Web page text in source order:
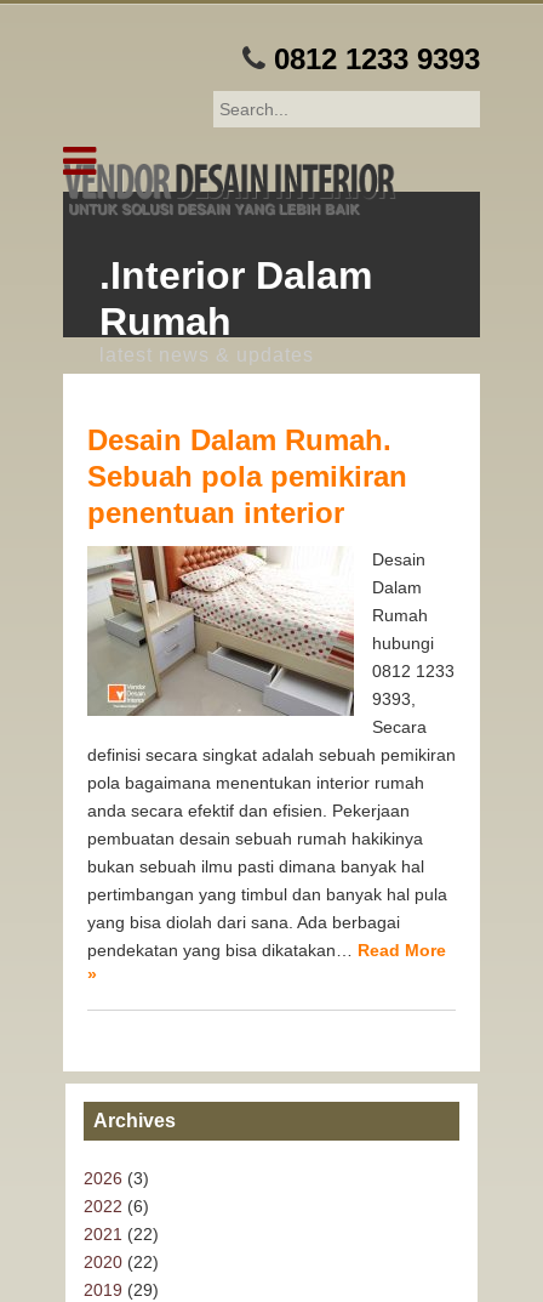
0812 1233 9393
.Interior Dalam
Rumah
latest news & updates
Desain Dalam Rumah.
Sebuah pola pemikiran
penentuan interior
Desain
Dalam
Rumah
hubungi
0812 1233
9393,
Secara
definisi secara singkat adalah sebuah pemikiran
pola bagaimana menentukan interior rumah
anda secara efektif dan efisien. Pekerjaan
pembuatan desain sebuah rumah hakikinya
bukan sebuah ilmu pasti dimana banyak hal
pertimbangan yang timbul dan banyak hal pula
yang bisa diolah dari sana. Ada berbagai
pendekatan yang bisa dikatakan… Read More
»
Archives
2026 (3)
2022 (6)
2021 (22)
2020(22)
2019 (29)